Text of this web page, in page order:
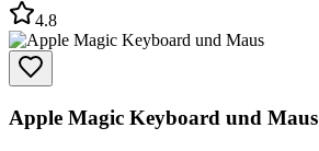
4.8
Apple Magic Keyboard und Maus